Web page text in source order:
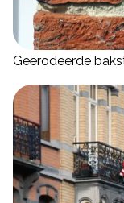
Geërodeerde